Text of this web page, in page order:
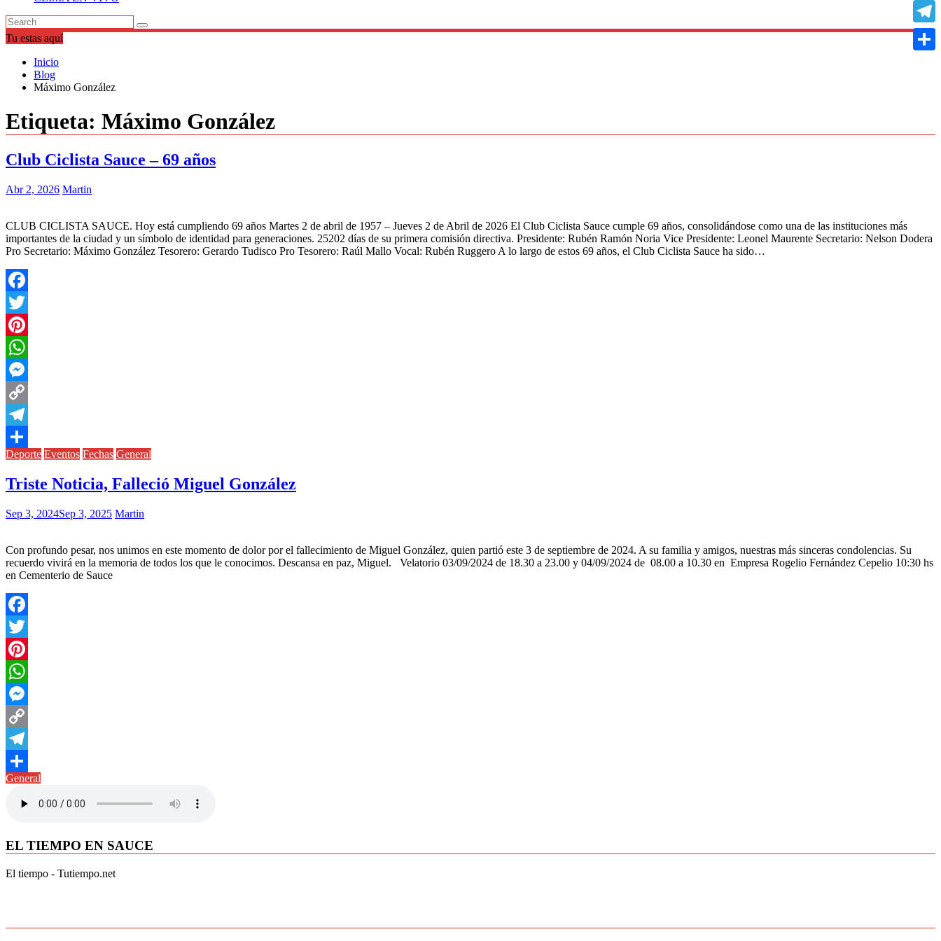
Tu estas aquí
Inicio
Blog
Máximo González
Etiqueta: Máximo González
Club Ciclista Sauce – 69 años
Abr 2, 2026 Martin
CLUB CICLISTA SAUCE. Hoy está cumpliendo 69 años Martes 2 de abril de 1957 – Jueves 2 de Abril de 2026 El Club Ciclista Sauce cumple 69 años, consolidándose como una de las instituciones más
importantes de la ciudad y un símbolo de identidad para generaciones. 25202 días de su primera comisión directiva. Presidente: Rubén Ramón Noria Vice Presidente: Leonel Maurente Secretario: Nelson Dodera
Pro Secretario: Máximo González Tesorero: Gerardo Tudisco Pro Tesorero: Raúl Mallo Vocal: Rubén Ruggero A lo largo de estos 69 años, el Club Ciclista Sauce ha sido…
Facebook
Twitter
Pinterest
WhatsApp
Messenger
Copy
Link
Telegram
Compartir
Deporte Eventos Fechas General
Triste Noticia, Falleció Miguel González
Sep 3, 2024Sep 3, 2025 Martin
Con profundo pesar, nos unimos en este momento de dolor por el fallecimiento de Miguel González, quien partió este 3 de septiembre de 2024. A su familia y amigos, nuestras más sinceras condolencias. Su
recuerdo vivirá en la memoria de todos los que le conocimos. Descansa en paz, Miguel. Velatorio 03/09/2024 de 18.30 a 23.00 y 04/09/2024 de 08.00 a 10.30 en Empresa Rogelio Fernández Cepelio 10:30 hs
en Cementerio de Sauce
Facebook
Twitter
Pinterest
WhatsApp
Messenger
Copy
Link
Telegram
Compartir
General
EL TIEMPO EN SAUCE
El tiempo - Tutiempo.net
Copy
Link